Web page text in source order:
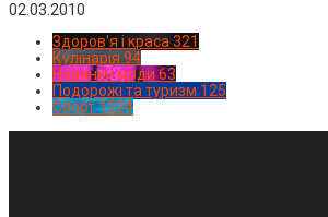
02.03.2010
Здоров'я і краса 321
Кулінарія 94
Новинки моди 63
Подорожі та туризм 125
Спорт1224